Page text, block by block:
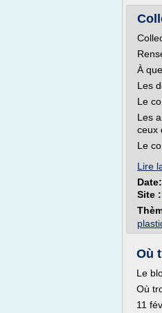
À
Les
Le
Les
ceux
Le
Lire
Date:
Site :
Où
Le
Où
11